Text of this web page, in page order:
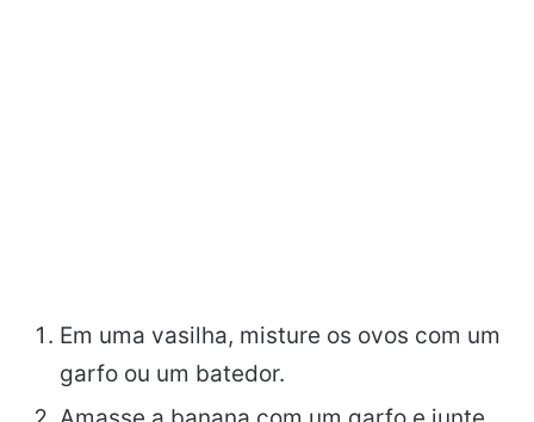
Em uma vasilha, misture os ovos com um
garfo ou um batedor.